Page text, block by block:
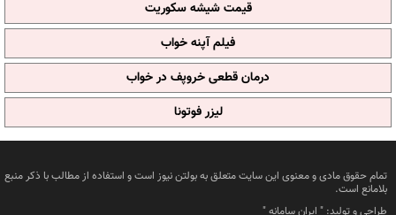
قیمت شیشه سکوریت
فیلم آپنه خواب
درمان قطعی خروپف در خواب
لیزر فوتونا
تمام حقوق مادی و معنوی این سایت متعلق به بولتن نیوز است و استفاده از مطالب با ذکر منبع
بلامانع است.
طراحی و تولید: " ایران سامانه"